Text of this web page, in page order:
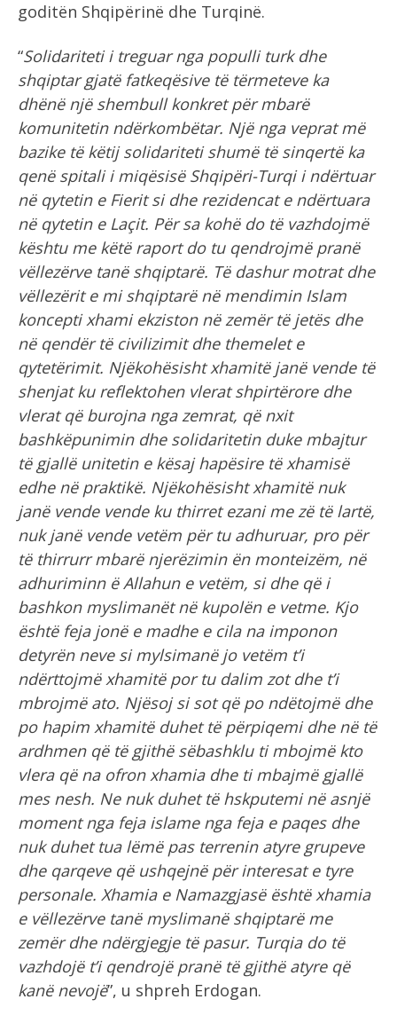
goditën Shqipërinë dhe Turqinë.
“Solidariteti i treguar nga populli turk dhe
shqiptar gjatë fatkeqësive të tërmeteve ka
dhënë një shembull konkret për mbarë
komunitetin ndërkombëtar. Një nga veprat më
bazike të këtij solidariteti shumë të sinqertë ka
qenë spitali i miqësisë Shqipëri-Turqi i ndërtuar
në qytetin e Fierit si dhe rezidencat e ndërtuara
në qytetin e Laçit. Për sa kohë do të vazhdojmë
kështu me këtë raport do tu qendrojmë pranë
vëllezërve tanë shqiptarë. Të dashur motrat dhe
vëllezërit e mi shqiptarë në mendimin Islam
koncepti xhami ekziston në zemër të jetës dhe
në qendër të civilizimit dhe themelet e
qytetërimit. Njëkohësisht xhamitë janë vende të
shenjat ku reflektohen vlerat shpirtërore dhe
vlerat që burojna nga zemrat, që nxit
bashkëpunimin dhe solidaritetin duke mbajtur
të gjallë unitetin e kësaj hapësire të xhamisë
edhe në praktikë. Njëkohësisht xhamitë nuk
janë vende vende ku thirret ezani me zë të lartë,
nuk janë vende vetëm për tu adhuruar, pro për
të thirrurr mbarë njerëzimin ën monteizëm, në
adhuriminn ë Allahun e vetëm, si dhe që i
bashkon myslimanët në kupolën e vetme. Kjo
është feja jonë e madhe e cila na imponon
detyrën neve si mylsimanë jo vetëm t’i
ndërttojmë xhamitë por tu dalim zot dhe t’i
mbrojmë ato. Njësoj si sot që po ndëtojmë dhe
po hapim xhamitë duhet të përpiqemi dhe në të
ardhmen që të gjithë sëbashklu ti mbojmë kto
vlera që na ofron xhamia dhe ti mbajmë gjallë
mes nesh. Ne nuk duhet të hskputemi në asnjë
moment nga feja islame nga feja e paqes dhe
nuk duhet tua lëmë pas terrenin atyre grupeve
dhe qarqeve që ushqejnë për interesat e tyre
personale. Xhamia e Namazgjasë është xhamia
e vëllezërve tanë myslimanë shqiptarë me
zemër dhe ndërgjegje të pasur. Turqia do të
vazhdojë t’i qendrojë pranë të gjithë atyre që
kanë nevojë”, u shpreh Erdogan.